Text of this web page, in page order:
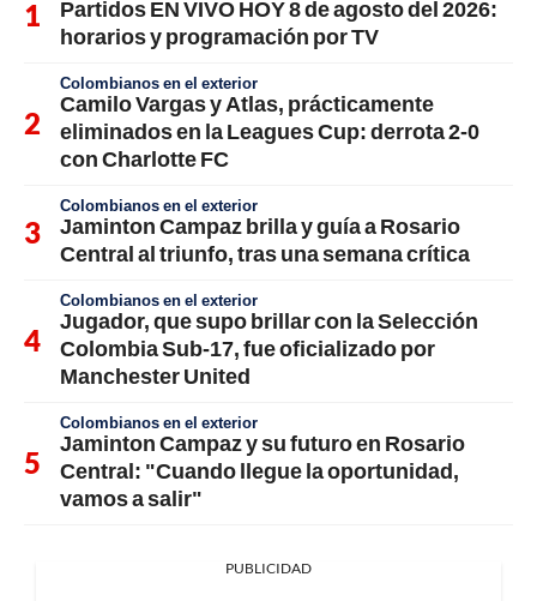
Partidos EN VIVO HOY 8 de agosto del 2026:
horarios y programación por TV
Colombianos en el exterior
Camilo Vargas y Atlas, prácticamente
eliminados en la Leagues Cup: derrota 2-0
con Charlotte FC
Colombianos en el exterior
Jaminton Campaz brilla y guía a Rosario
Central al triunfo, tras una semana crítica
Colombianos en el exterior
Jugador, que supo brillar con la Selección
Colombia Sub-17, fue oficializado por
Manchester United
Colombianos en el exterior
Jaminton Campaz y su futuro en Rosario
Central: "Cuando llegue la oportunidad,
vamos a salir"
PUBLICIDAD